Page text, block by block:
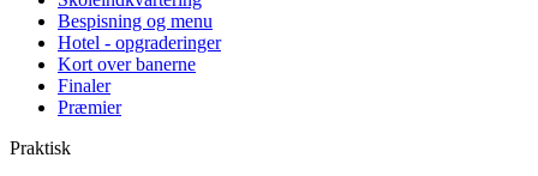
Bespisning og menu
Hotel - opgraderinger
Kort over banerne
Finaler
Præmier
Praktisk